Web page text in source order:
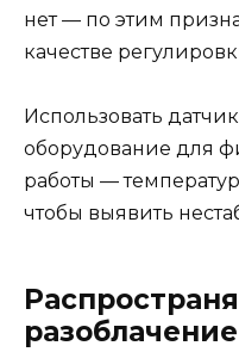
нет — по этим
качестве
Использовать
оборудование для
работы —
чтобы выявить
разоблачение